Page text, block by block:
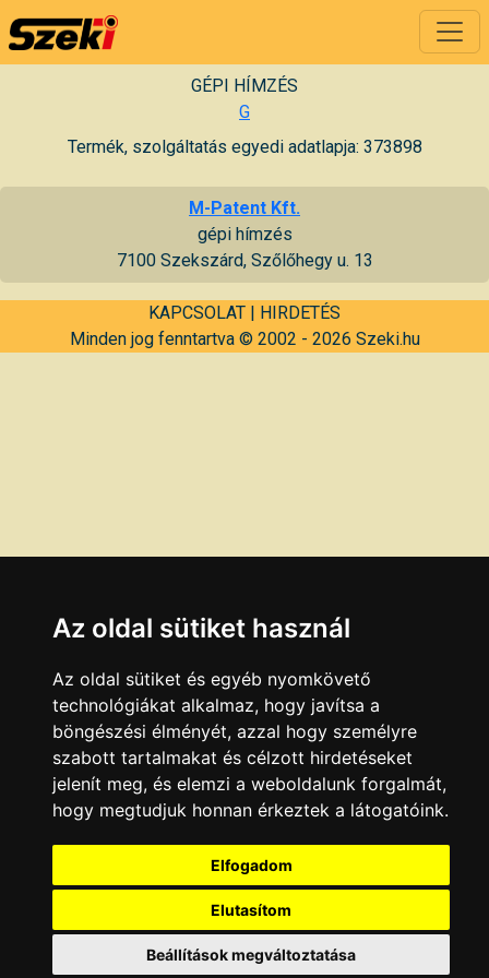
GÉPI HÍMZÉS
G
Termék, szolgáltatás egyedi adatlapja: 373898
M-Patent Kft.
gépi hímzés
7100 Szekszárd, Szőlőhegy u. 13
KAPCSOLAT | HIRDETÉS
Minden jog fenntartva © 2002 - 2026 Szeki.hu
Az oldal sütiket használ
Az oldal sütiket és egyéb nyomkövető
technológiákat alkalmaz, hogy javítsa a
böngészési élményét, azzal hogy személyre
szabott tartalmakat és célzott hirdetéseket
jelenít meg, és elemzi a weboldalunk forgalmát,
hogy megtudjuk honnan érkeztek a látogatóink.
Elfogadom
Elutasítom
Beállítások megváltoztatása